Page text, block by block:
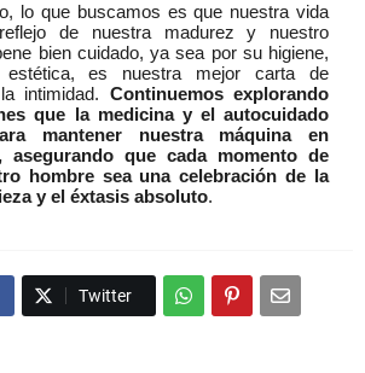
lo que buscamos es que nuestra vida
de nuestra madurez y nuestro
bien cuidado, ya sea por su higiene,
es nuestra mejor carta de
intimidad. Continuemos explorando
que la medicina y el autocuidado
mantener nuestra máquina en
asegurando que cada momento de
hombre sea una celebración de la
y el éxtasis absoluto.
Twitter